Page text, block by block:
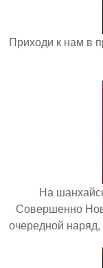
Приходи к нам в
На
Совершенно
очередной